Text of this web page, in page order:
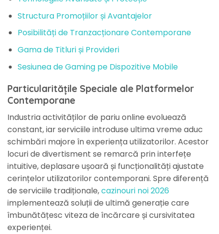
Structura Promoțiilor și Avantajelor
Posibilități de Tranzacționare Contemporane
Gama de Titluri și Provideri
Sesiunea de Gaming pe Dispozitive Mobile
Particularitățile Speciale ale Platformelor
Contemporane
Industria activităților de pariu online evoluează
constant, iar serviciile introduse ultima vreme aduc
schimbări majore în experiența utilizatorilor. Acestor
locuri de divertisment se remarcă prin interfețe
intuitive, deplasare ușoară și funcționalități ajustate
cerințelor utilizatorilor contemporani. Spre diferență
de serviciile tradiționale,cazinouri noi 2026
implementează soluții de ultimă generație care
îmbunătățesc viteza de încărcare și cursivitatea
experienței.